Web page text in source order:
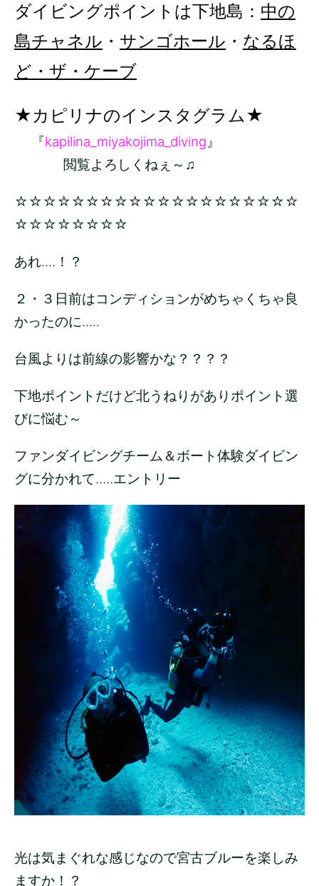
ダイビングポイントは下地島： 中の
島チャネル ・ サンゴホール ・ なるほ
ど・ザ・ケーブ
★カピリナのインスタグラム★
『kapilina_miyakojima_diving』
閲覧よろしくねぇ～♫
☆☆☆☆☆☆☆☆☆☆☆☆☆☆☆☆☆☆☆☆
☆☆☆☆☆☆☆☆
あれ....！？
２・３日前はコンディションがめちゃくちゃ良
かったのに.....
台風よりは前線の影響かな？？？？
下地ポイントだけど北うねりがありポイント選
びに悩む～
ファンダイビングチーム＆ボート体験ダイビン
グに分かれて.....エントリー
光は気まぐれな感じなので宮古ブルーを楽しみ
ますか！？